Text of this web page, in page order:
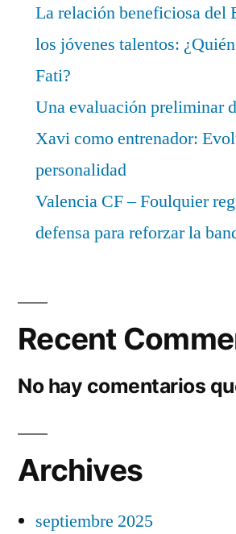
La relación beneficiosa del
los jóvenes talentos:
Fati?
Una evaluación preliminar
Xavi como entrenador:
personalidad
Valencia CF – Foulquier
defensa para reforzar la
Recent
No hay comentarios
Archives
septiembre 2025